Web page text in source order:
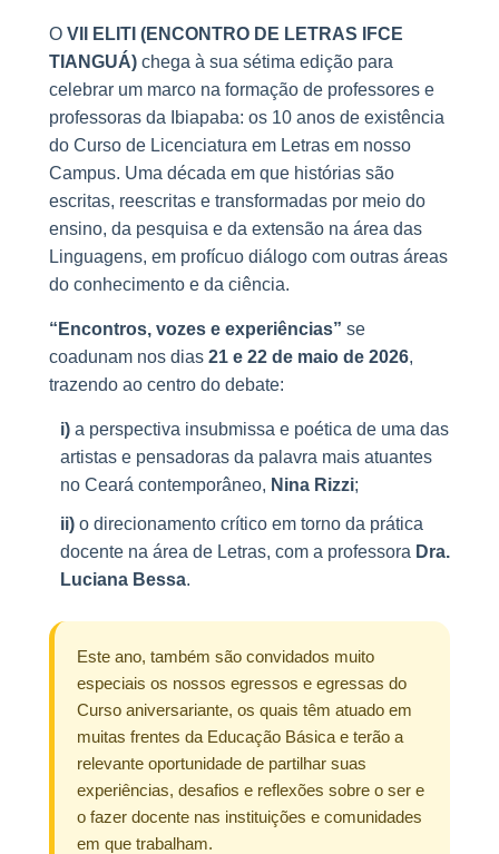
O VII ELITI (ENCONTRO DE LETRAS IFCE
TIANGUÁ) chega à sua sétima edição para
celebrar um marco na formação de professores e
professoras da Ibiapaba: os 10 anos de existência
do Curso de Licenciatura em Letras em nosso
Campus. Uma década em que histórias são
escritas, reescritas e transformadas por meio do
ensino, da pesquisa e da extensão na área das
Linguagens, em profícuo diálogo com outras áreas
do conhecimento e da ciência.
“Encontros, vozes e experiências” se
coadunam nos dias 21 e 22 de maio de 2026,
trazendo ao centro do debate:
i) a perspectiva insubmissa e poética de uma das
artistas e pensadoras da palavra mais atuantes
no Ceará contemporâneo, Nina Rizzi;
ii) o direcionamento crítico em torno da prática
docente na área de Letras, com a professora Dra.
Luciana Bessa.
Este ano, também são convidados muito
especiais os nossos egressos e egressas do
Curso aniversariante, os quais têm atuado em
muitas frentes da Educação Básica e terão a
relevante oportunidade de partilhar suas
experiências, desafios e reflexões sobre o ser e
o fazer docente nas instituições e comunidades
em que trabalham.